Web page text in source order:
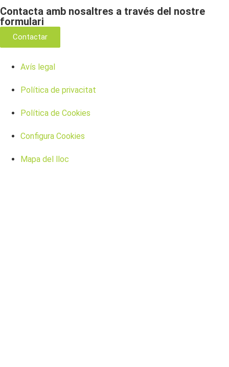
Contacta amb nosaltres a través del nostre
formulari
Contactar
Avís legal
Política de privacitat
Política de Cookies
Configura Cookies
Mapa del lloc